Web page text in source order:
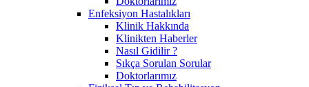
Enfeksiyon Hastalıkları
Klinik Hakkında
Klinikten Haberler
Nasıl Gidilir ?
Sıkça Sorulan Sorular
Doktorlarımız